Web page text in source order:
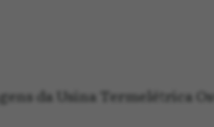
da Usina Termelétrica